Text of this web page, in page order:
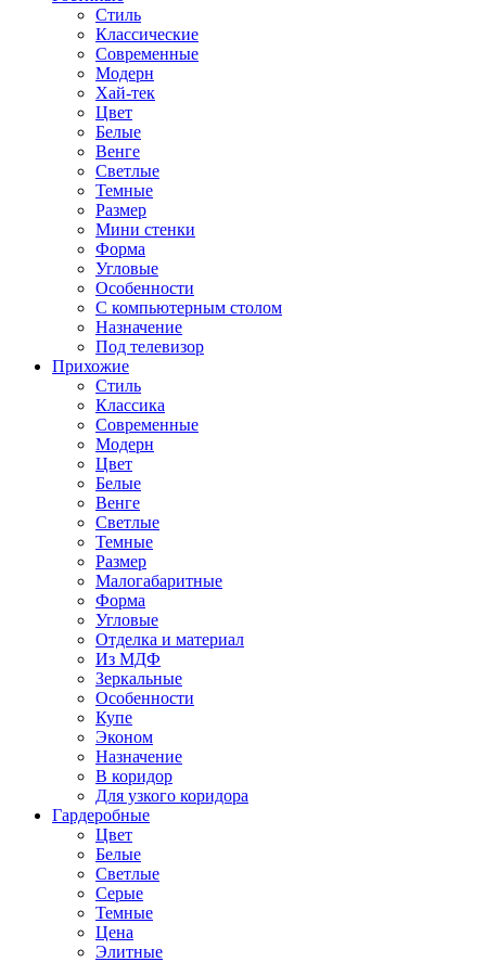
Стиль
Классические
Современные
Модерн
Хай-тек
Цвет
Белые
Венге
Светлые
Темные
Размер
Мини стенки
Форма
Угловые
Особенности
С компьютерным столом
Назначение
Под телевизор
Прихожие
Стиль
Классика
Современные
Модерн
Цвет
Белые
Венге
Светлые
Темные
Размер
Малогабаритные
Форма
Угловые
Отделка и материал
Из МДФ
Зеркальные
Особенности
Купе
Эконом
Назначение
В коридор
Для узкого коридора
Гардеробные
Цвет
Белые
Светлые
Серые
Темные
Цена
Элитные